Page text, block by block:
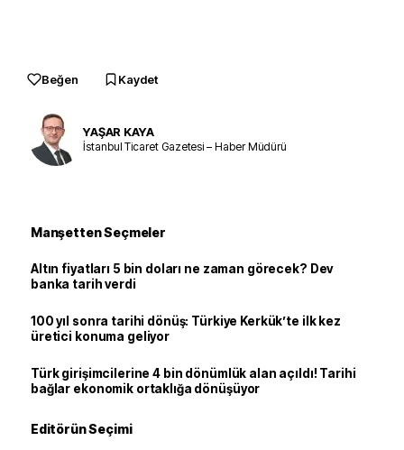
Beğen Kaydet
YAŞAR KAYA
İstanbul Ticaret Gazetesi – Haber Müdürü
Manşetten Seçmeler
Altın fiyatları 5 bin doları ne zaman görecek? Dev
banka tarih verdi
100 yıl sonra tarihi dönüş: Türkiye Kerkük’te ilk kez
üretici konuma geliyor
Türk girişimcilerine 4 bin dönümlük alan açıldı! Tarihi
bağlar ekonomik ortaklığa dönüşüyor
Editörün Seçimi